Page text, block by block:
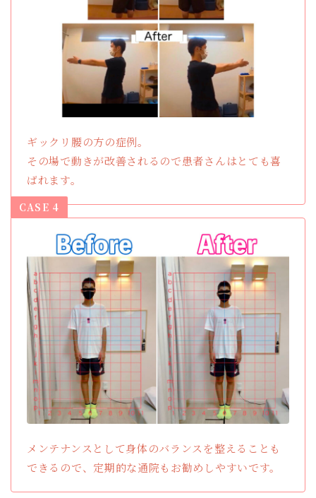
ギックリ腰の方の症例。
その場で動きが改善されるので患者さんはとても喜
ばれます。
CASE 4
メンテナンスとして身体のバランスを整えることも
できるので、定期的な通院もお勧めしやすいです。